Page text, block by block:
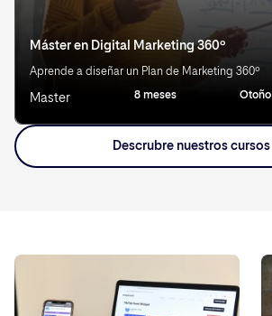
Máster en Digital Marketing 360º
Aprende a diseñar un Plan de Marketing 360º
Master 8 meses Otoño
Descrubre nuestros cursos